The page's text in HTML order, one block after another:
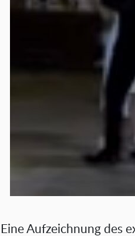
Eine Aufzeichnung des